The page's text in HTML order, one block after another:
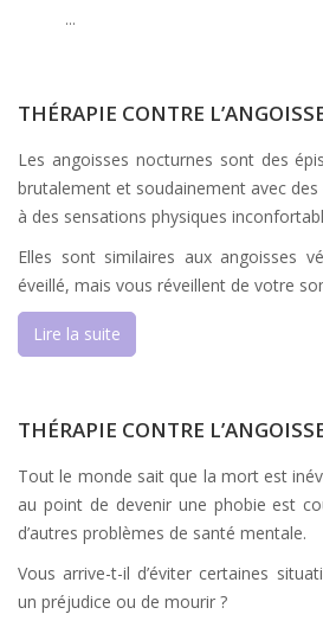
...
THÉRAPIE CONTRE
Les angoisses nocturnes sont des
brutalement et soudainement avec
à des sensations physiques
Elles sont similaires aux angoisses
éveillé, mais vous réveillent de votre
Lire la suite
THÉRAPIE CONTRE
Tout le monde sait que la mort est
au point de devenir une phobie est
d’autres problèmes de santé mentale.
Vous arrive-t-il d’éviter certaines
un préjudice ou de mourir ?